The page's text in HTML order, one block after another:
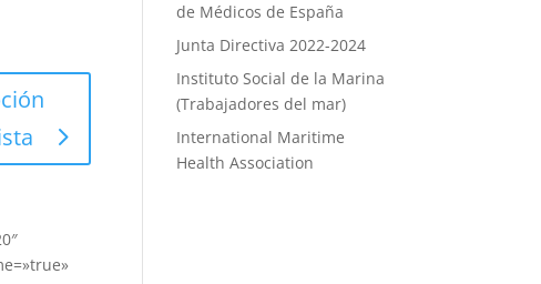
de Médicos de España
Junta Directiva 2022-2024
Instituto Social de la Marina
(Trabajadores del mar)
International Maritime
Health Association